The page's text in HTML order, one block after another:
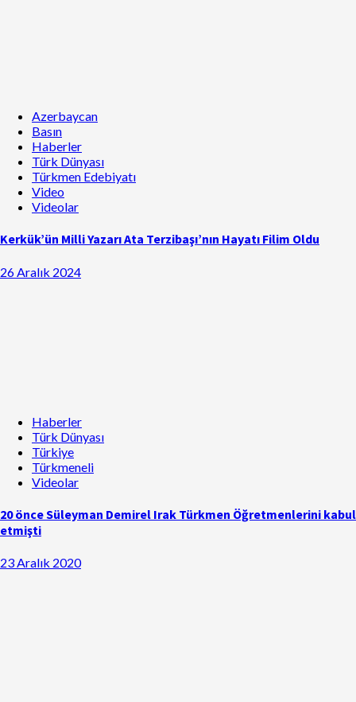
Azerbaycan
Basın
Haberler
Türk Dünyası
Türkmen Edebiyatı
Video
Videolar
Kerkük’ün Milli Yazarı Ata Terzibaşı’nın Hayatı Filim Oldu
26 Aralık 2024
Haberler
Türk Dünyası
Türkiye
Türkmeneli
Videolar
20 önce Süleyman Demirel Irak Türkmen Öğretmenlerini kabul
etmişti
23 Aralık 2020